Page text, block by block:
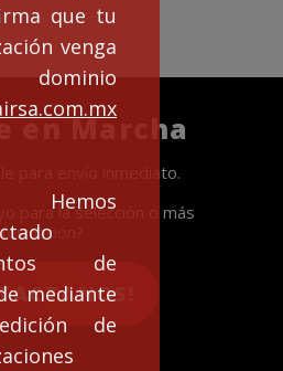
que tu
venga
dominio
de
mediante
de
en Marcha
para envío inmediato.
para la selección o más